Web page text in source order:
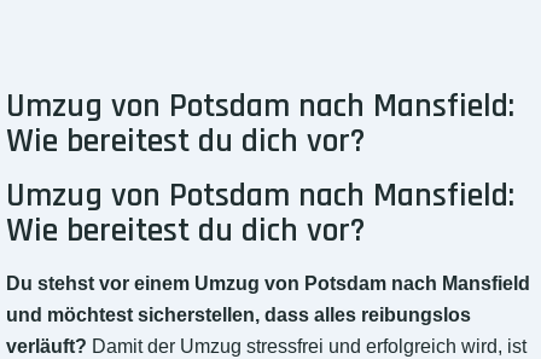
Umzug von Potsdam nach Mansfield:
Wie bereitest du dich vor?
Umzug von Potsdam nach Mansfield:
Wie bereitest du dich vor?
Du stehst vor einem Umzug von Potsdam nach Mansfield
und möchtest sicherstellen, dass alles reibungslos
verläuft? Damit der Umzug stressfrei und erfolgreich wird, ist